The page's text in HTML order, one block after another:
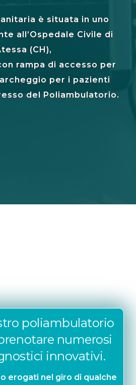
è situata in uno
all’Ospedale Civile di
(CH),
rampa di accesso per
per i pazienti
del Poliambulatorio.
poliambulatorio
numerosi
innovativi.
erogati nel giro di qualche